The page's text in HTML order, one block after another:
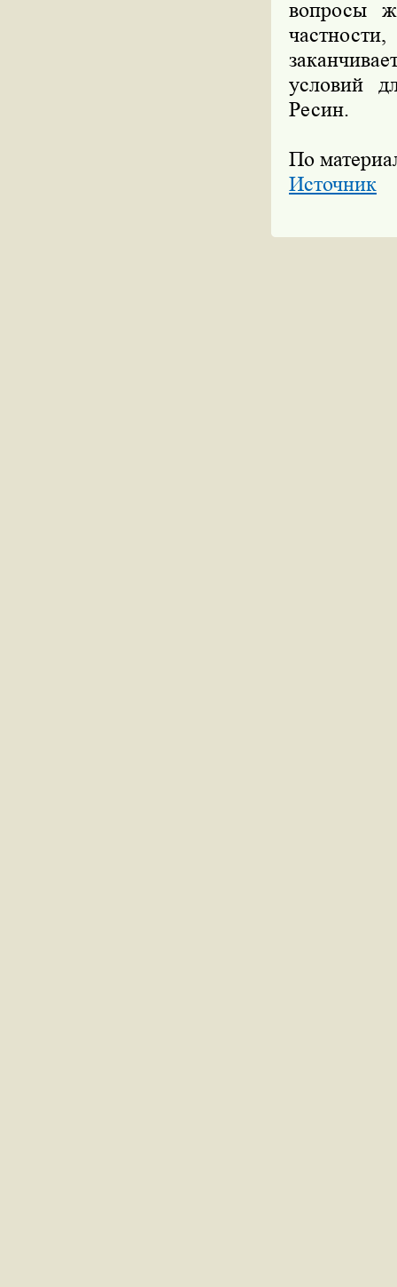
вопросы
условий
Ресин.
По
Источник